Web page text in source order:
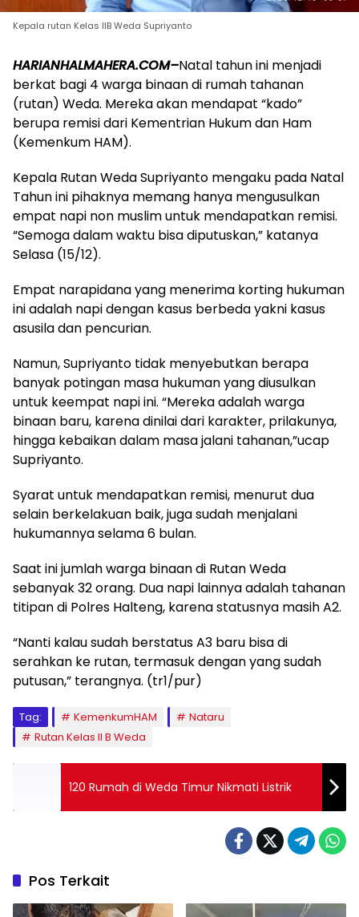
Kepala rutan Kelas IIB Weda Supriyanto
HARIANHALMAHERA.COM–Natal tahun ini menjadi
berkat bagi 4 warga binaan di rumah tahanan
(rutan) Weda. Mereka akan mendapat “kado”
berupa remisi dari Kementrian Hukum dan Ham
(Kemenkum HAM).
Kepala Rutan Weda Supriyanto mengaku pada Natal
Tahun ini pihaknya memang hanya mengusulkan
empat napi non muslim untuk mendapatkan remisi.
“Semoga dalam waktu bisa diputuskan,” katanya
Selasa (15/12).
Empat narapidana yang menerima korting hukuman
ini adalah napi dengan kasus berbeda yakni kasus
asusila dan pencurian.
Namun, Supriyanto tidak menyebutkan berapa
banyak potingan masa hukuman yang diusulkan
untuk keempat napi ini. “Mereka adalah warga
binaan baru, karena dinilai dari karakter, prilakunya,
hingga kebaikan dalam masa jalani tahanan,”ucap
Supriyanto.
Syarat untuk mendapatkan remisi, menurut dua
selain berkelakuan baik, juga sudah menjalani
hukumannya selama 6 bulan.
Saat ini jumlah warga binaan di Rutan Weda
sebanyak 32 orang. Dua napi lainnya adalah tahanan
titipan di Polres Halteng, karena statusnya masih A2.
“Nanti kalau sudah berstatus A3 baru bisa di
serahkan ke rutan, termasuk dengan yang sudah
putusan,” terangnya. (tr1/pur)
Tag: KemenkumHAM
Nataru
Rutan Kelas II B Weda
120 Rumah di Weda Timur Nikmati Listrik
Pos Terkait